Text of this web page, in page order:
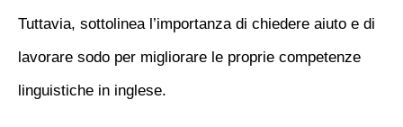
Tuttavia, sottolinea l’importanza di chiedere aiuto e di
lavorare sodo per migliorare le proprie competenze
linguistiche in inglese.